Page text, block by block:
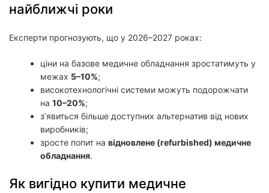
найближчі роки
Експерти прогнозують, що у 2026–2027 роках:
ціни на базове медичне обладнання зростатимуть у
межах 5–10%;
високотехнологічні системи можуть подорожчати
на10–20%;
з’явиться більше доступних альтернатив від нових
виробників;
зросте попит навідновлене (refurbished) медичне
обладнання.
Як вигідно купити медичне